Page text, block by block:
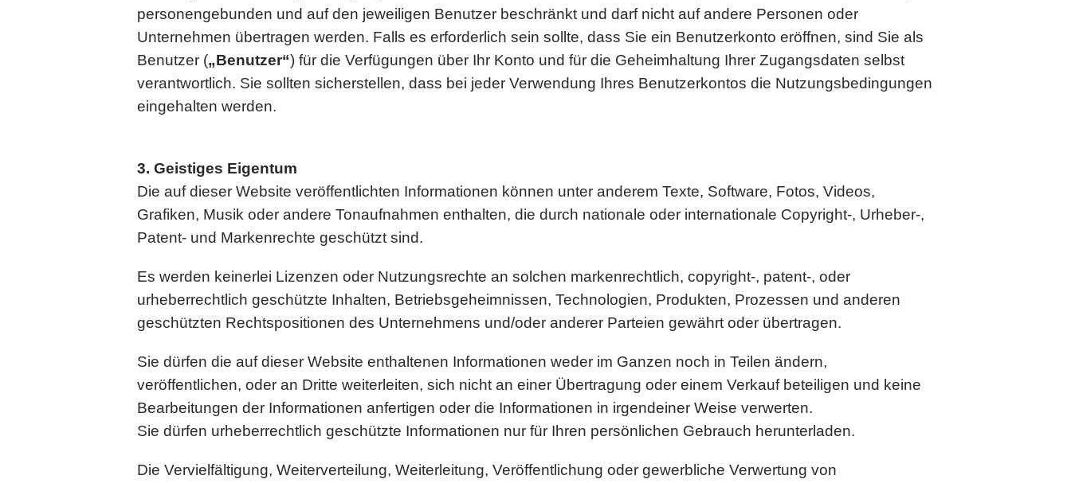
personengebunden und auf den jeweiligen Benutzer beschränkt und darf nicht auf andere Personen oder
Unternehmen übertragen werden. Falls es erforderlich sein sollte, dass Sie ein Benutzerkonto eröffnen, sind Sie als
Benutzer („Benutzer“) für die Verfügungen über Ihr Konto und für die Geheimhaltung Ihrer Zugangsdaten selbst
verantwortlich. Sie sollten sicherstellen, dass bei jeder Verwendung Ihres Benutzerkontos die Nutzungsbedingungen
eingehalten werden.
3. Geistiges Eigentum
Die auf dieser Website veröffentlichten Informationen können unter anderem Texte, Software, Fotos, Videos,
Grafiken, Musik oder andere Tonaufnahmen enthalten, die durch nationale oder internationale Copyright-, Urheber-,
Patent- und Markenrechte geschützt sind.
Es werden keinerlei Lizenzen oder Nutzungsrechte an solchen markenrechtlich, copyright-, patent-, oder
urheberrechtlich geschützte Inhalten, Betriebsgeheimnissen, Technologien, Produkten, Prozessen und anderen
geschützten Rechtspositionen des Unternehmens und/oder anderer Parteien gewährt oder übertragen.
Sie dürfen die auf dieser Website enthaltenen Informationen weder im Ganzen noch in Teilen ändern,
veröffentlichen, oder an Dritte weiterleiten, sich nicht an einer Übertragung oder einem Verkauf beteiligen und keine
Bearbeitungen der Informationen anfertigen oder die Informationen in irgendeiner Weise verwerten.
Sie dürfen urheberrechtlich geschützte Informationen nur für Ihren persönlichen Gebrauch herunterladen.
Die Vervielfältigung, Weiterverteilung, Weiterleitung, Veröffentlichung oder gewerbliche Verwertung von